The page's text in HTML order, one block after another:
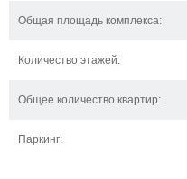
Общая площадь комплекса:
Количество этажей:
Общее количество квартир:
Паркинг: